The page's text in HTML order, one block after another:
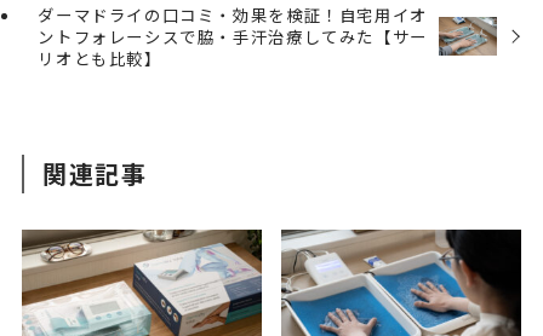
ダーマドライの口コミ・効果を検証！自宅用イオ
ントフォレーシスで脇・手汗治療してみた【サー
リオとも比較】
関連記事